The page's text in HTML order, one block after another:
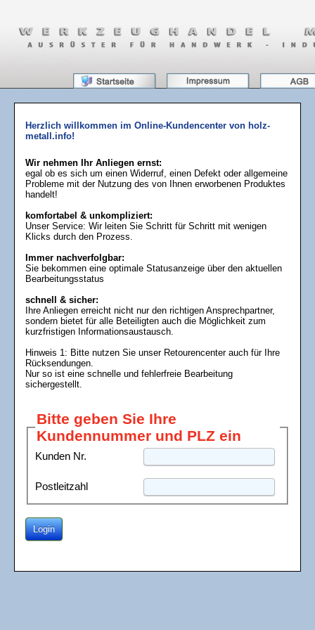
Herzlich willkommen im Online-Kundencenter von holz-
metall.info!
Wir nehmen Ihr Anliegen ernst:
egal ob es sich um einen Widerruf, einen Defekt oder allgemeine
Probleme mit der Nutzung des von Ihnen erworbenen Produktes
handelt!
komfortabel & unkompliziert:
Unser Service: Wir leiten Sie Schritt für Schritt mit wenigen
Klicks durch den Prozess.
Immer nachverfolgbar:
Sie bekommen eine optimale Statusanzeige über den aktuellen
Bearbeitungsstatus
schnell & sicher:
Ihre Anliegen erreicht nicht nur den richtigen Ansprechpartner,
sondern bietet für alle Beteiligten auch die Möglichkeit zum
kurzfristigen Informationsaustausch.
Hinweis 1: Bitte nutzen Sie unser Retourencenter auch für Ihre
Rücksendungen.
Nur so ist eine schnelle und fehlerfreie Bearbeitung
sichergestellt.
Bitte geben Sie Ihre
Kundennummer und PLZ ein
Kunden Nr.
Postleitzahl